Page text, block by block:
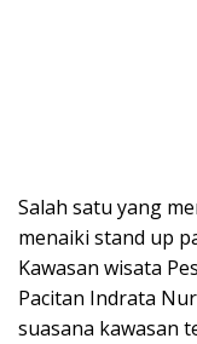
Salah satu yang
menaiki stand up
Kawasan wisata
Pacitan Indrata
suasana kawasan